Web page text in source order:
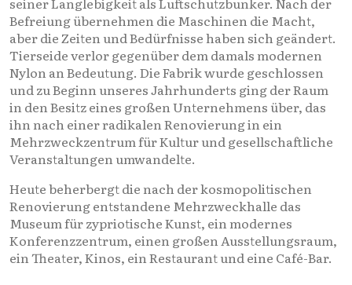
Befreiung übernehmen die Maschinen die Macht,
aber die Zeiten und Bedürfnisse haben sich geändert.
Tierseide verlor gegenüber dem damals modernen
Nylon an Bedeutung. Die Fabrik wurde geschlossen
und zu Beginn unseres Jahrhunderts ging der Raum
in den Besitz eines großen Unternehmens über, das
ihn nach einer radikalen Renovierung in ein
Mehrzweckzentrum für Kultur und gesellschaftliche
Veranstaltungen umwandelte.
Heute beherbergt die nach der kosmopolitischen
Renovierung entstandene Mehrzweckhalle das
Museum für zypriotische Kunst, ein modernes
Konferenzzentrum, einen großen Ausstellungsraum,
ein Theater, Kinos, ein Restaurant und eine Café-Bar.